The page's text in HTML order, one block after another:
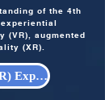
of the 4th
(VR), augmented
(XR).
Experience